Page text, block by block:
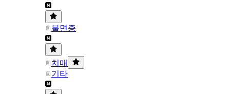
불면증
치매
기타